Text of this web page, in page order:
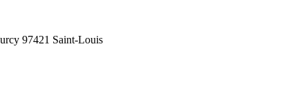
97421 Saint-Louis